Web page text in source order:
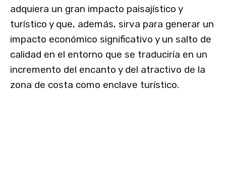
adquiera un gran impacto paisajístico y
turístico y que, además, sirva para generar un
impacto económico significativo y un salto de
calidad en el entorno que se traduciría en un
incremento del encanto y del atractivo de la
zona de costa como enclave turístico.